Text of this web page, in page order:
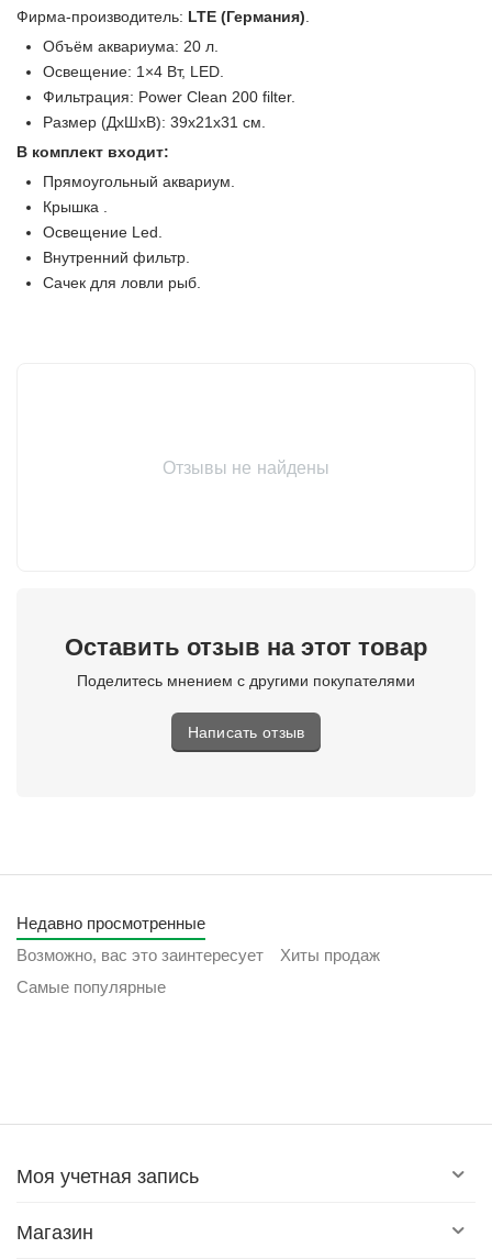
Фирма-производитель: LTE (Германия)
Объём аквариума: 20 л.
Освещение: 1×4 Вт, LED.
Фильтрация: Power Clean 200 filter.
Размер (ДхШхВ): 39x21x31 см.
В комплект входит:
Прямоугольный аквариум.
Крышка .
Освещение Led.
Внутренний фильтр.
Сачек для ловли рыб.
Отзывы не найдены
Оставить отзыв на этот товар
Поделитесь мнением с другими покупателями
Написать отзыв
Недавно просмотренные
Возможно, вас это заинтересует
Хиты продаж
Самые популярные
Моя учетная запись
Магазин